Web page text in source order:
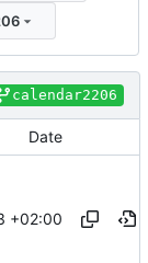
calendar2206
Date
+02:00